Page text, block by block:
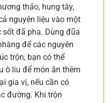
thảo, hung tây,
nguyên liệu vào một
sốt đã pha. Dùng đũa
để các nguyên
trộn, bạn có thể
ô liu để món ăn thêm
gia vị, nếu cần có
đường. Khi trộn